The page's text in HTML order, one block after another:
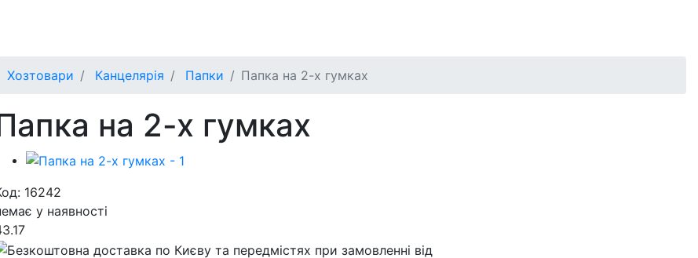
Хозтовари Канцелярія Папки Папка на 2-х гумках
на 2-х гумках
16242
у наявності